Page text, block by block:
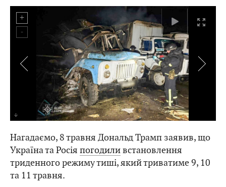
Атака по підприємству у селищі Великий Бурлук
Нагадаємо, 8 травня Дональд Трамп заявив, що
Україна та Росія погодиливстановлення
триденного режиму тиші, який триватиме 9, 10
та 11 травня.